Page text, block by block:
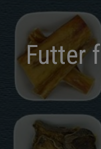
Futter